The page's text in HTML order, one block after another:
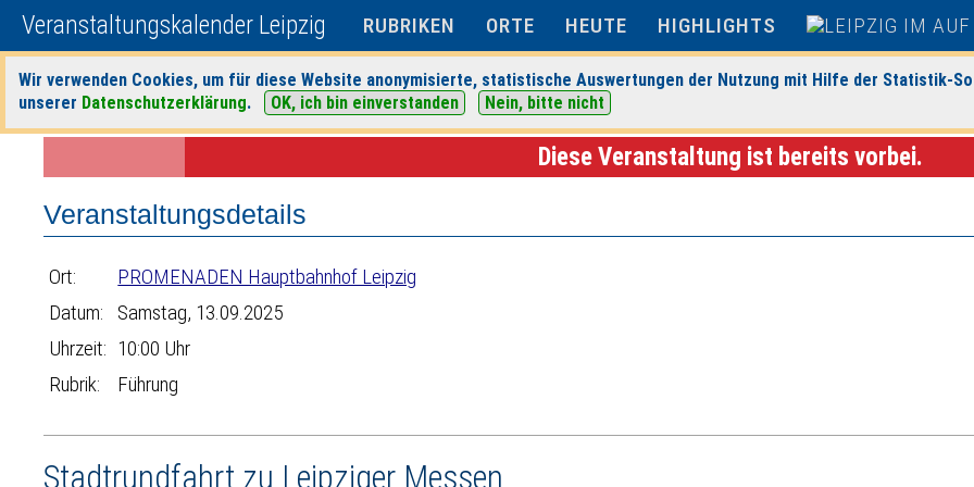
Veranstaltungskalender Leipzig RUBRIKEN ORTE HEUTE HIGHLIGHTS
Wir verwenden Cookies, um für diese Website anonymisierte, statistische Auswertungen der Nutzung mit Hilfe der Statistik-
unserer Datenschutzerklärung. OK, ich bin einverstanden Nein, bitte nicht
Startseite>Veranstaltungen>Suche> Führung >PROMENADEN Hauptbahnhof Leipzig> Veranstaltungsdetails
Diese Veranstaltung ist bereits vorbei.
Veranstaltungsdetails
Ort:
PROMENADEN Hauptbahnhof Leipzig
Datum:
Samstag, 13.09.2025
Uhrzeit: 10:00 Uhr
Rubrik:
Führung
Stadtrundfahrt zu Leipziger Messen